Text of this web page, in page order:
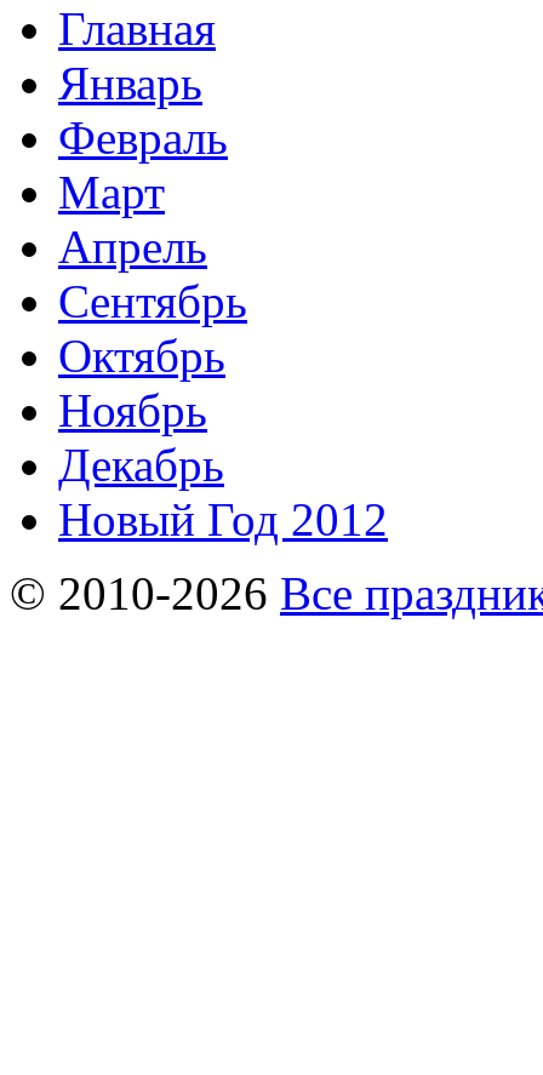
Главная
Январь
Февраль
Март
Апрель
Сентябрь
Октябрь
Ноябрь
Декабрь
Новый Год 2012
© 2010-2026 Все